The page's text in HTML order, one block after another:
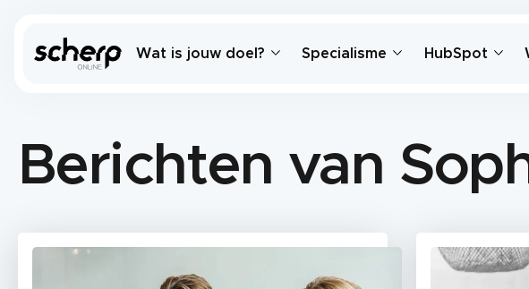
Wat is jouw doel? Specialisme HubSpot
Berichten van